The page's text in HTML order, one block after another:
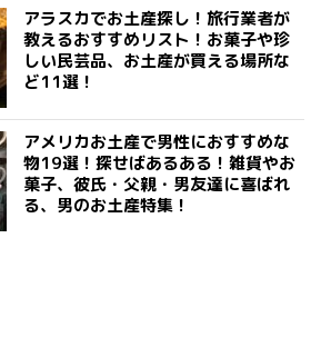
アラスカでお土産探し！旅行業者が
教えるおすすめリスト！お菓子や珍
しい民芸品、お土産が買える場所な
ど11選！
アメリカお土産で男性におすすめな
物19選！探せばあるある！雑貨やお
菓子、彼氏・父親・男友達に喜ばれ
る、男のお土産特集！